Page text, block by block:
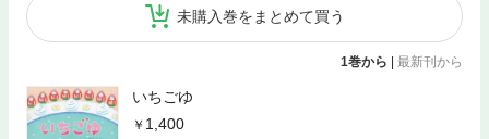
未購入巻をまとめて買う
1巻から 最新刊から
いちごゆ
1,400